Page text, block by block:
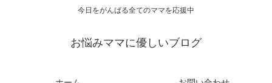
今日をがんばる全てのママを応援中
お悩みママに優しいブログ